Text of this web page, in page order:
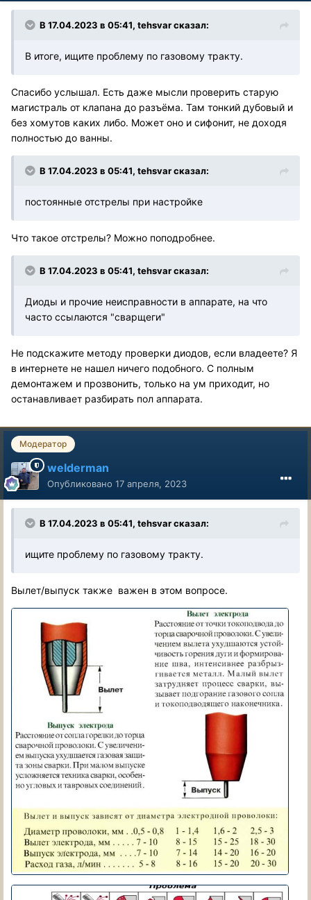
В 17.04.2023 в 05:41, tehsvarсказал:
В итоге, ищите проблему по газовому тракту.
Спасибо услышал. Есть даже мысли проверить старую
магистраль от клапана до разъёма. Там тонкий дубовый и
без хомутов каких либо. Может оно и сифонит, не доходя
полностью до ванны.
В 17.04.2023 в 05:41, tehsvarсказал:
постоянные отстрелы при настройке
Что такое отстрелы? Можно поподробнее.
В 17.04.2023 в 05:41, tehsvarсказал:
Диоды и прочие неисправности в аппарате, на что
часто ссылаются "сварщеги"
Не подскажите методу проверки диодов, если владеете? Я
в интернете не нашел ничего подобного. С полным
демонтажем и прозвонить, только на ум приходит, но
останавливает разбирать пол аппарата.
Модератор
welderman
Опубликовано 17 апреля, 2023
В 17.04.2023 в 05:41, tehsvarсказал:
ищите проблему по газовому тракту.
Вылет/выпуск также важен в этом вопросе.